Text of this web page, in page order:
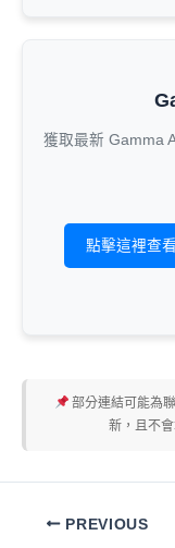
獲取最新 Gamma
點擊這裡查
部分連結可能為
新，且不
PREVIOUS